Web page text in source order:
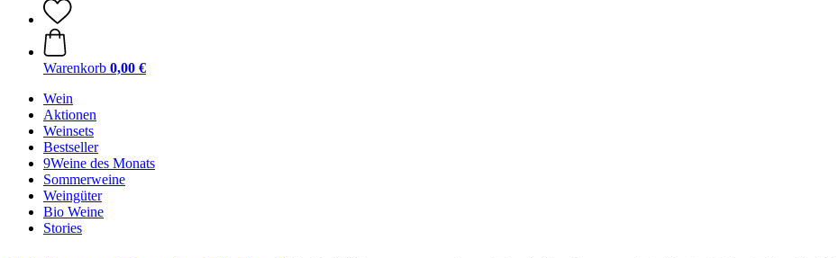
Warenkorb 0,00 €
Wein
Aktionen
Weinsets
Bestseller
9Weine des Monats
Sommerweine
Weingüter
Bio Weine
Stories